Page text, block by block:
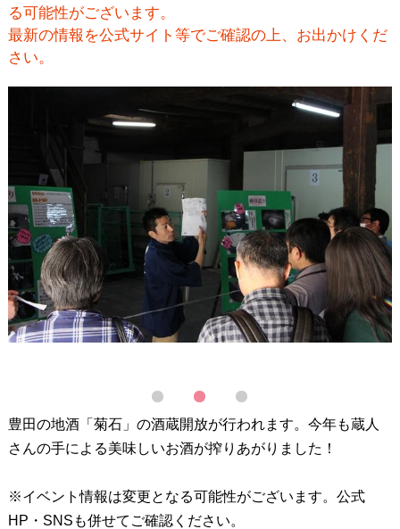
る可能性がございます。
最新の情報を公式サイト等でご確認の上、お出かけくだ
さい。
豊田の地酒「菊石」の酒蔵開放が行われます。今年も蔵人
さんの手による美味しいお酒が搾りあがりました！
※イベント情報は変更となる可能性がございます。公式
HP・SNSも併せてご確認ください。